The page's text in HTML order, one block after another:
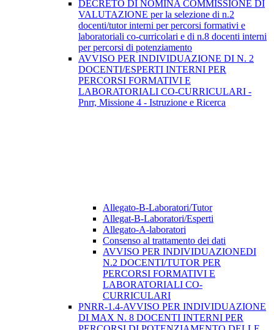
DECRETO DI NOMINA COMMISSIONE DI
VALUTAZIONE per la selezione di n.2
docenti/tutor interni per percorsi formativi e
laboratoriali co-curricolari e di n.8 docenti interni
per percorsi di potenziamento
AVVISO PER INDIVIDUAZIONE DI N. 2
DOCENTI/ESPERTI INTERNI PER
PERCORSI FORMATIVI E
LABORATORIALI CO-CURRICULARI -
Pnrr, Missione 4 - Istruzione e Ricerca
Allegato-B-Laboratori/Tutor
Allegat-B-Laboratori/Esperti
Allegato-A-laboratori
Consenso al trattamento dei dati
AVVISO PER INDIVIDUAZIONEDI
N.2 DOCENTI/TUTOR PER
PERCORSI FORMATIVI E
LABORATORIALI CO-
CURRICULARI
PNRR-1.4-AVVISO PER INDIVIDUAZIONE
DI MAX N. 8 DOCENTI INTERNI PER